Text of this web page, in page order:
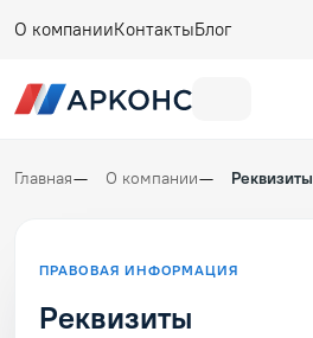
О компанииКонтактыБлог
Главная О компании Реквизиты
ПРАВОВАЯ ИНФОРМАЦИЯ
Реквизиты